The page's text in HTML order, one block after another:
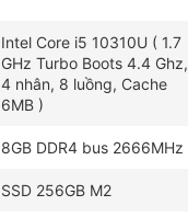
Intel Core i5 10310U ( 1.7
GHz Turbo Boots 4.4 Ghz,
4 nhân, 8 luồng, Cache
6MB )
8GB DDR4 bus 2666MHz
SSD 256GB M2